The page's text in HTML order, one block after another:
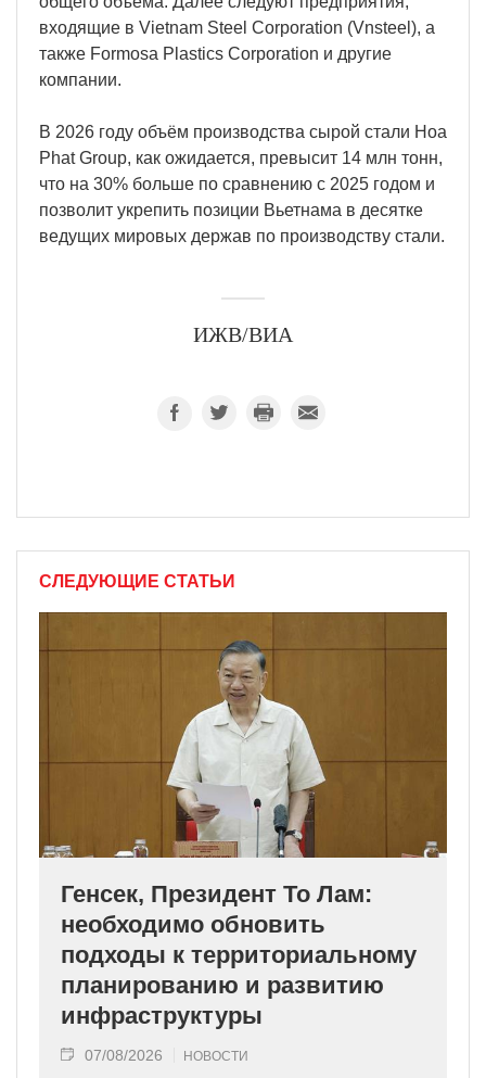
входящие в Vietnam Steel Corporation (Vnsteel), а
также Formosa Plastics Corporation и другие
компании.
В 2026 году объём производства сырой стали Hoa
Phat Group, как ожидается, превысит 14 млн тонн,
что на 30% больше по сравнению с 2025 годом и
позволит укрепить позиции Вьетнама в десятке
ведущих мировых держав по производству стали.
ИЖВ/ВИА
СЛЕДУЮЩИЕ СТАТЬИ
Генсек, Президент То Лам:
необходимо обновить
подходы к территориальному
планированию и развитию
инфраструктуры
07/08/2026 НОВОСТИ